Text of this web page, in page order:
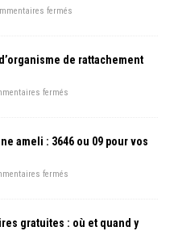
fermés
de rattachement
fermés
ameli : 3646 ou 09 pour vos
fermés
gratuites : où et quand y